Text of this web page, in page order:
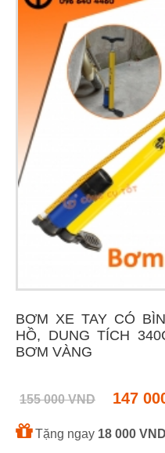
BƠM XE TAY CÓ
HỒ, DUNG TÍCH
BƠM VÀNG
155 000 VND 147
Tặng ngay 18 000 VND